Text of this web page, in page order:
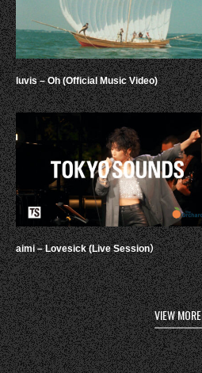
luvis – Oh (Official Music Video)
aimi – Lovesick (Live Session）
VIEW MORE